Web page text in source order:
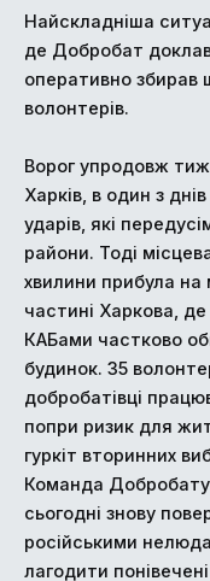
Найскладніша
де Добробат
оперативно збирав
волонтерів.
Ворог упродовж
Харків, в один з
ударів, які
райони. Тоді
хвилини прибула на
частині Харкова,
КАБами частково
будинок. 35
добробатівці
попри ризик для
гуркіт вторинних
Команда Добробату
сьогодні знову
російськими
лагодити понівечені